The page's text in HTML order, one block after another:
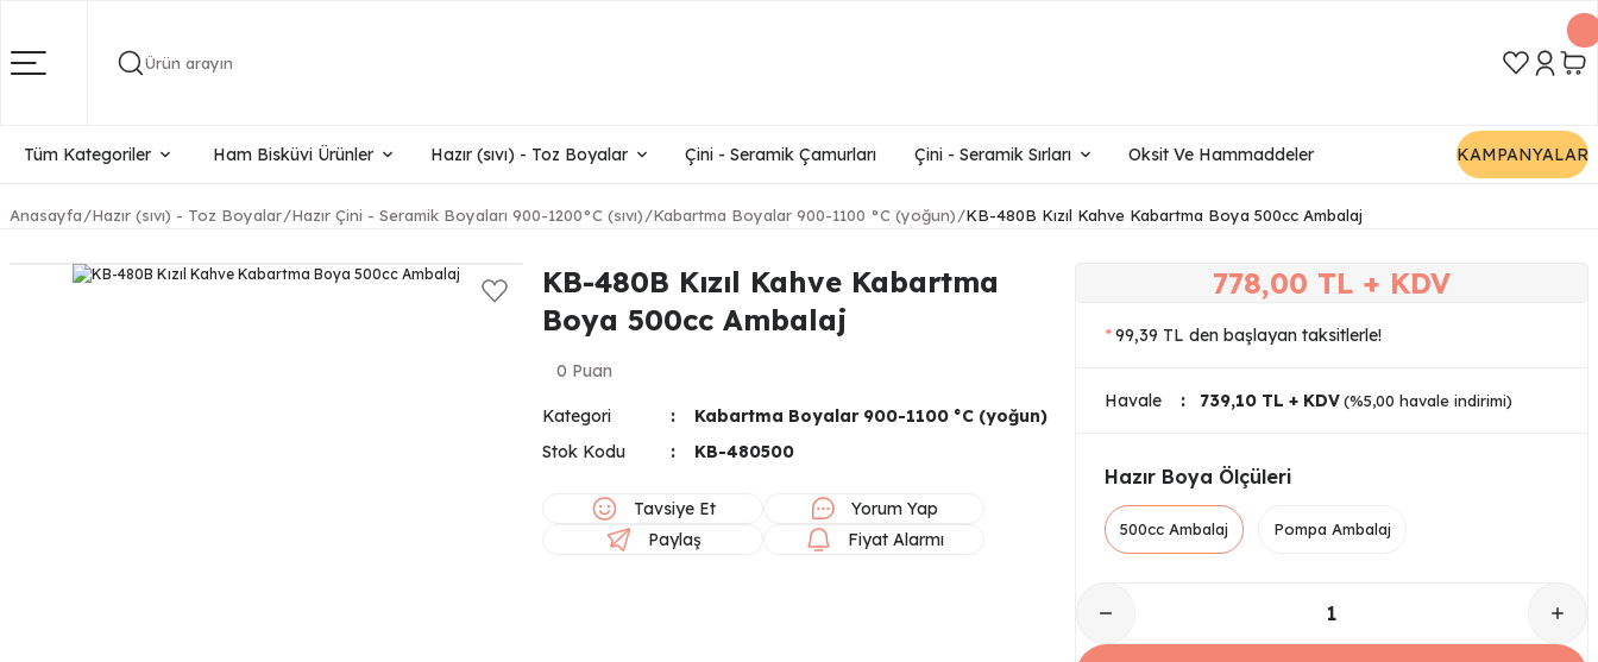
Ürün arayın
Tüm Kategoriler Ham Bisküvi Ürünler Hazır (sıvı) - Toz Boyalar Çini - Seramik Çamurları Çini - Seramik Sırları Oksit Ve Hammaddeler KAMPANYALAR
Anasayfa Hazır (sıvı) - Toz Boyalar Hazır Çini - Seramik Boyaları 900-1200°C (sıvı) Kabartma Boyalar 900-1100 °C (yoğun) KB-480B Kızıl Kahve Kabartma Boya 500cc Ambalaj
KB-480B Kızıl Kahve Kabartma
Boya 500cc Ambalaj
0 Puan
Kategori
Kabartma Boyalar 900-1100 °C (yoğun)
Stok Kodu
KB-480500
Tavsiye Et
Yorum Yap
Paylaş
Fiyat Alarmı
778,00 TL + KDV
*99,39 TL den başlayan taksitlerle!
Havale 739,10 TL + KDV (%5,00 havale indirimi)
Hazır Boya Ölçüleri
500cc Ambalaj Pompa Ambalaj